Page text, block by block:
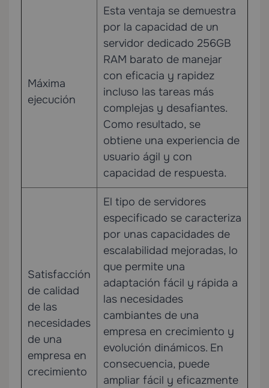
Máxima
ejecución
Esta ventaja se demuestra
por la capacidad de un
servidor dedicado 256GB
RAM barato de manejar
con eficacia y rapidez
incluso las tareas más
complejas y desafiantes.
Como resultado, se
obtiene una experiencia de
usuario ágil y con
capacidad de respuesta.
Satisfacción
de calidad
de las
necesidades
de una
empresa en
crecimiento
El tipo de servidores
especificado se caracteriza
por unas capacidades de
escalabilidad mejoradas, lo
que permite una
adaptación fácil y rápida a
las necesidades
cambiantes de una
empresa en crecimiento y
evolución dinámicos. En
consecuencia, puede
ampliar fácil y eficazmente